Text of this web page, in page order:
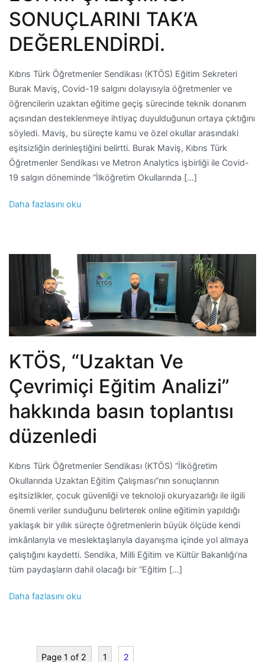
SONUÇLARINI TAK’A
DEĞERLENDİRDİ.
Kıbrıs Türk Öğretmenler Sendikası (KTÖS) Eğitim Sekreteri
Burak Maviş, Covid-19 salgını dolayısıyla öğretmenler ve
öğrencilerin uzaktan eğitime geçiş sürecinde teknik donanım
açısından desteklenmeye ihtiyaç duyulduğunun ortaya çıktığını
söyledi. Maviş, bu süreçte kamu ve özel okullar arasındaki
eşitsizliğin derinleştiğini belirtti. Burak Maviş, Kıbrıs Türk
Öğretmenler Sendikası ve Metron Analytics işbirliği ile Covid-
19 salgın döneminde “İlköğretim Okullarında […]
Daha fazlasını oku
KTÖS, “Uzaktan Ve
Çevrimiçi Eğitim Analizi”
hakkında basın toplantısı
düzenledi
Kıbrıs Türk Öğretmenler Sendikası (KTÖS) “İlköğretim
Okullarında Uzaktan Eğitim Çalışması”nın sonuçlarının
eşitsizlikler, çocuk güvenliği ve teknoloji okuryazarlığı ile ilgili
önemli veriler sunduğunu belirterek online eğitimin yapıldığı
yaklaşık bir yıllık süreçte öğretmenlerin büyük ölçüde kendi
imkânlarıyla ve meslektaşlarıyla dayanışma içinde yol almaya
çalıştığını kaydetti. Sendika, Milli Eğitim ve Kültür Bakanlığı’na
tüm paydaşların dahil olacağı bir “Eğitim […]
Daha fazlasını oku
Page 1 of 2 1 2